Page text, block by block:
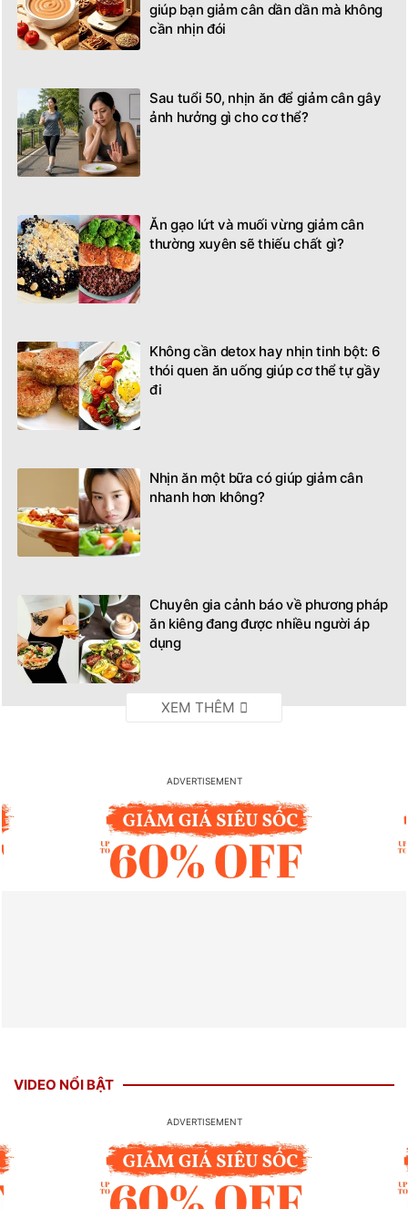
giúp bạn giảm cân dần dần mà không
cần nhịn đói
Sau tuổi 50, nhịn ăn để giảm cân gây
ảnh hưởng gì cho cơ thể?
Ăn gạo lứt và muối vừng giảm cân
thường xuyên sẽ thiếu chất gì?
Không cần detox hay nhịn tinh bột: 6
thói quen ăn uống giúp cơ thể tự gầy
đi
Nhịn ăn một bữa có giúp giảm cân
nhanh hơn không?
Chuyên gia cảnh báo về phương pháp
ăn kiêng đang được nhiều người áp
dụng
VIDEO NỔI BẬT